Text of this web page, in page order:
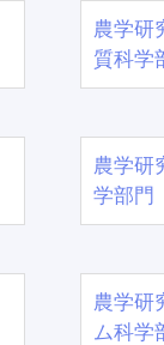
農学
質科学
農学
学部門
農学
ム科学